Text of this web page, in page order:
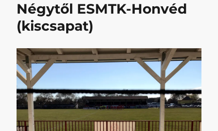
Négytől ESMTK-Honvéd
(kiscsapat)